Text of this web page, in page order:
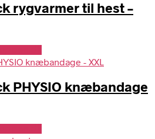
rygvarmer til hest –
PHYSIO knæbandage